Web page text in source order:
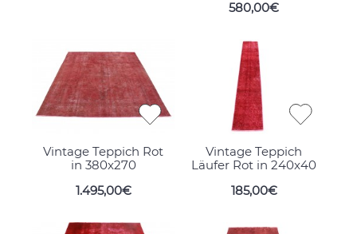
580,00€
Vintage Teppich Rot
in 380x270
1.495,00€
Vintage Teppich
Läufer Rot in 240x40
185,00€